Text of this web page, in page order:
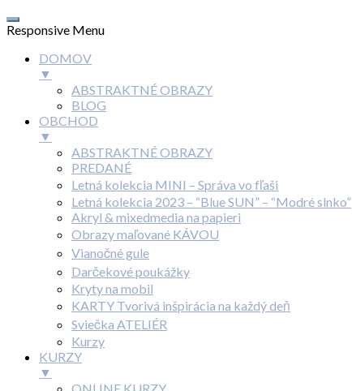
Responsive Menu
DOMOV
▼
ABSTRAKTNÉ OBRAZY
BLOG
OBCHOD
▼
ABSTRAKTNÉ OBRAZY
PREDANÉ
Letná kolekcia MINI – Správa vo fľaši
Letná kolekcia 2023 – “Blue SUN” – “Modré slnko”
Akryl & mixedmedia na papieri
Obrazy maľované KÁVOU
Vianočné gule
Darčekové poukážky
Kryty na mobil
KARTY Tvorivá inšpirácia na každý deň
Sviečka ATELIÉR
Kurzy
KURZY
▼